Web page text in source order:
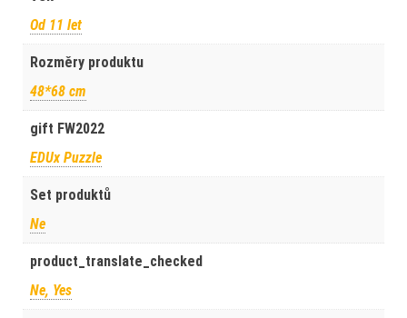
Od 11 let
Rozměry produktu
48*68 cm
gift FW2022
EDUx Puzzle
Set produktů
Ne
product_translate_checked
Ne, Yes